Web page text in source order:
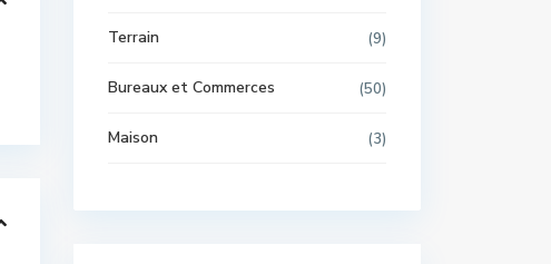
Terrain (9)
Bureaux et Commerces (50)
Maison (3)